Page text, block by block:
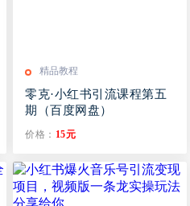
精品教程
零克·小红书引流课程第五
期（百度网盘）
价格： 15元